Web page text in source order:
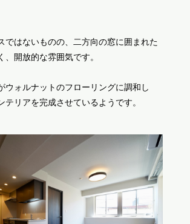
ではないものの、二方向の窓に囲まれた
、開放的な雰囲気です。
ウォルナットのフローリングに調和し
テリアを完成させているようです。